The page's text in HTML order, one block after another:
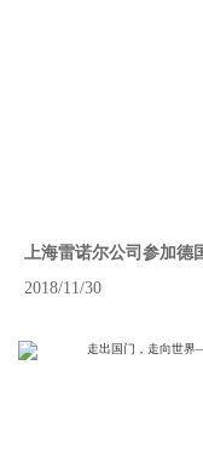
上海雷诺尔公司参加
2018/11/30